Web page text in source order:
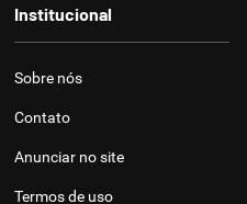
Institucional
Sobre nós
Contato
Anunciar no site
Termos de uso